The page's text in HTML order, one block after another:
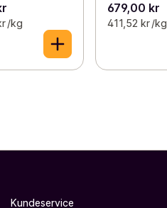
/kg
679,00 kr
411,52 kr /kg
Kundeservice